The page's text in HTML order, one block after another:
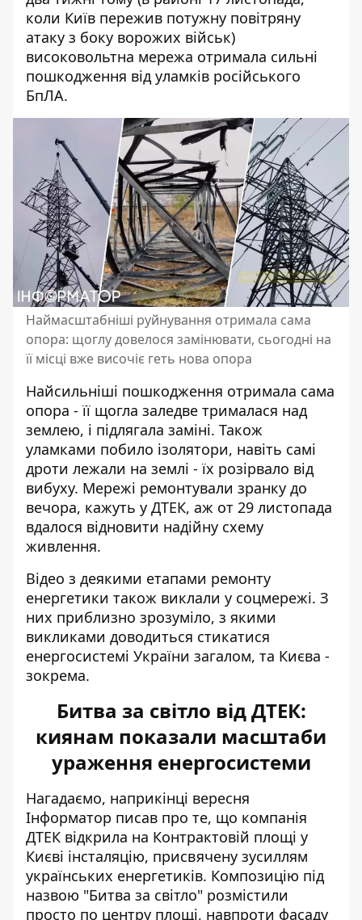
коли Київ пережив потужну повітряну
атаку з боку ворожих військ)
високовольтна мережа отримала сильні
пошкодження від уламків російського
БпЛА.
Наймасштабніші руйнування отримала сама
опора: щоглу довелося замінювати, сьогодні на
її місці вже височіє геть нова опора
Найсильніші пошкодження отримала сама
опора - її щогла заледве трималася над
землею, і підлягала заміні. Також
уламками побило ізолятори, навіть самі
дроти лежали на землі - їх розірвало від
вибуху. Мережі ремонтували зранку до
вечора, кажуть у ДТЕК, аж от 29 листопада
вдалося відновити надійну схему
живлення.
Відео з деякими етапами ремонту
енергетики також виклали у соцмережі. З
них приблизно зрозуміло, з якими
викликами доводиться стикатися
енергосистемі України загалом, та Києва -
зокрема.
Битва за світло від ДТЕК:
киянам показали масштаби
ураження енергосистеми
Нагадаємо, наприкінці вересня
Інформатор писав про те, що компанія
ДТЕК відкрила на Контрактовій площі у
Києві інсталяцію, присвячену зусиллям
українських енергетиків. Композицію під
назвою "Битва за світло" розмістили
просто по центру площі, навпроти фасаду